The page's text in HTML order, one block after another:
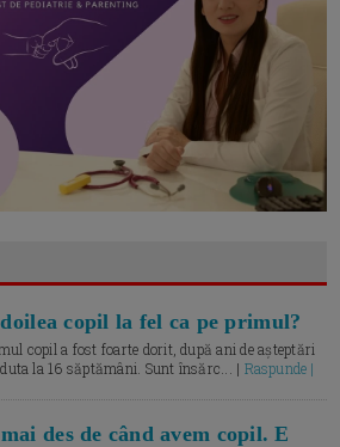
copil la fel ca pe primul?
copil a fost foarte dorit, după ani de așteptări
la 16 săptămâni. Sunt însărc... | Raspunde |
des de când avem copil. E